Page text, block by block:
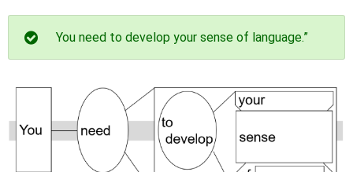
You need to develop your sense of language.”